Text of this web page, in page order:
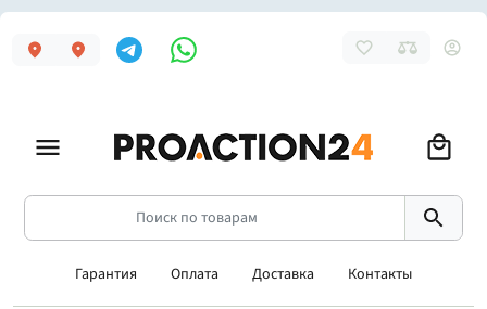
Гарантия Оплата Доставка Контакты